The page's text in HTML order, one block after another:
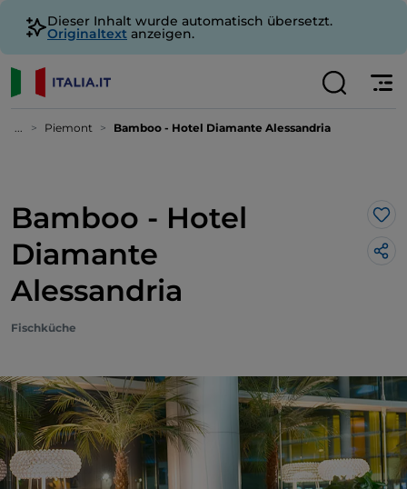
Dieser Inhalt wurde automatisch übersetzt.
Originaltext anzeigen.
... Piemont Bamboo - Hotel Diamante Alessandria
Bamboo - Hotel
Diamante
Alessandria
Fischküche